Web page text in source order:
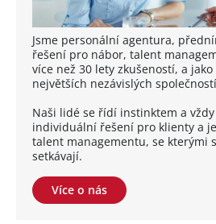
Jsme personální agentura,
řešení pro nábor, talent
více než 30 lety zkušeností, a
největších nezávislých
Naši lidé se řídí instinktem a
individuální řešení pro klienty a
talent managementu, se kterými
setkávají.
Více o nás